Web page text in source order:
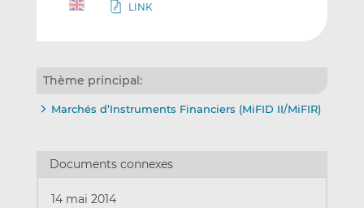
LINK
Thème principal:
Marchés d’Instruments Financiers (MiFID II/MiFIR)
Documents connexes
14 mai 2014